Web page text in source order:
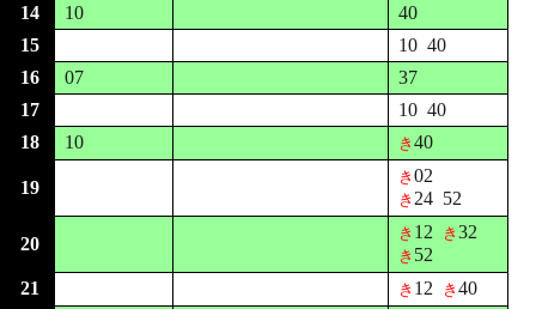
14
10
40
15
10 40
16
07
37
17
10 40
18
10 き 40
19
き 02
き 24 52
20
き 12 き 32
き 52
21
き 12 き 40